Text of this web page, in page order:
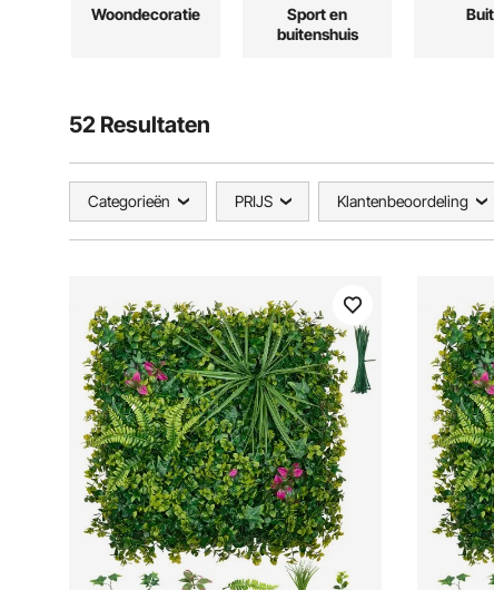
Woondecoratie
Sport en
buitenshuis
52 Resultaten
Categorieën PRIJS Klantenbeoordeling